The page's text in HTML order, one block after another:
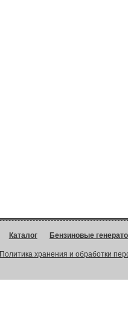
Каталог Бензиновые
Политика хранения и обработки